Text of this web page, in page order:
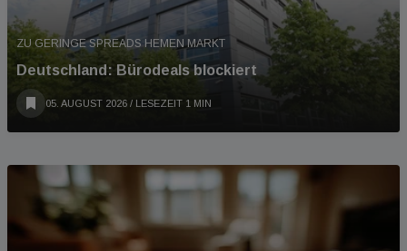
ZU GERINGE SPREADS HEMEN MARKT
Deutschland: Bürodeals blockiert
05. AUGUST 2026 / LESEZEIT 1 MIN